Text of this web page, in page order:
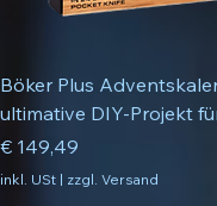
Böker Plus
ultimative DIY-Projekt
Preis
€ 149,49
inkl. USt| zzgl. Versand